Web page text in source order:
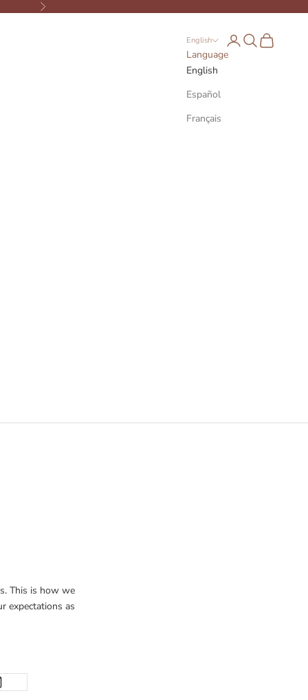
Next
English
Language
English
Español
Français
Open account page
Open search
Open cart
This is how we
expectations as